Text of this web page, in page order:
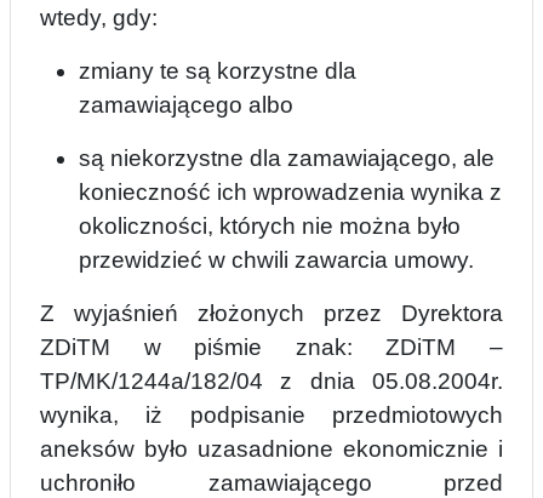
wtedy, gdy:
zmiany te są korzystne dla
zamawiającego albo
są niekorzystne dla zamawiającego, ale
konieczność ich wprowadzenia wynika z
okoliczności, których nie można było
przewidzieć w chwili zawarcia umowy.
Z wyjaśnień złożonych przez Dyrektora
ZDiTM w piśmie znak: ZDiTM –
TP/MK/1244a/182/04 z dnia 05.08.2004r.
wynika, iż podpisanie przedmiotowych
aneksów było uzasadnione ekonomicznie i
uchroniło zamawiającego przed